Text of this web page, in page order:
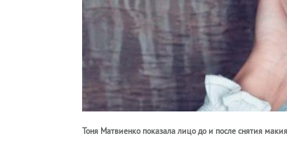
Тоня Матвиенко показала лицо до и после снятия